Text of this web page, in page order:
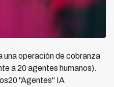
una operación de cobranza
a 20 agentes humanos).
"Agentes" IA